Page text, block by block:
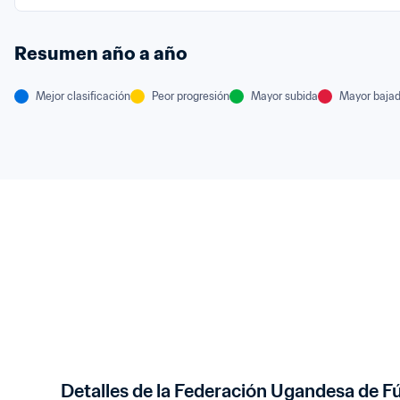
Resumen año a año
Mejor clasificación Peor progresión Mayor subida Mayor
Detalles de la Federación Ugandesa de